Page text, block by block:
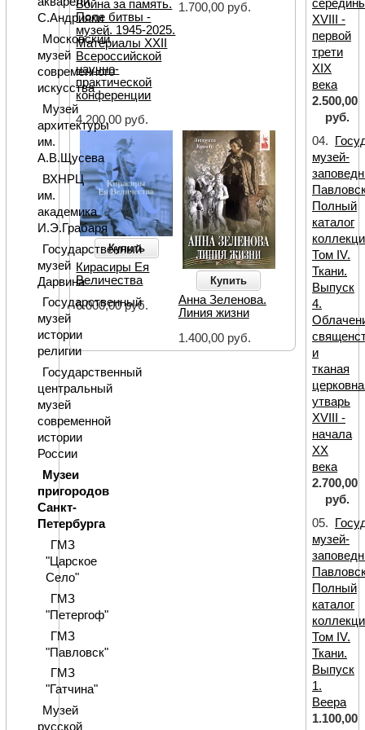
Война за память.
Поле битвы -
музей. 1945-2025.
Материалы XXII
Всероссийской
научно-
практической
конференции
4.200,00 руб.
1.700,00 руб.
Купить
Кирасиры Ея
Величества
6.000,00 руб.
Купить
Анна Зеленова.
Линия жизни
1.400,00 руб.
С.Андрияки
Московский
музей
современного
искусства
Музей
архитектуры
им.
А.В.Щусева
ВХНРЦ
им.
академика
И.Э.Грабаря
Государственный
музей
Дарвина
Государственный
музей
истории
религии
Государственный
центральный
музей
современной
истории
России
Музеи
пригородов
Санкт-
Петербурга
ГМЗ
"Царское
Cело"
ГМЗ
"Петергоф"
ГМЗ
"Павловск"
ГМЗ
"Гатчина"
Музей
русской
XVIII -
первой
трети
XIX
века
2.500,00
руб.
04.
музей-
Полный
каталог
Том IV.
Ткани.
Выпуск
4.
и
тканая
утварь
XVIII -
начала
ХХ
века
2.700,00
руб.
05.
музей-
Полный
каталог
Том IV.
Ткани.
Выпуск
1.
Веера
1.100,00